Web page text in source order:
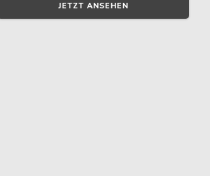
JETZT ANSEHEN